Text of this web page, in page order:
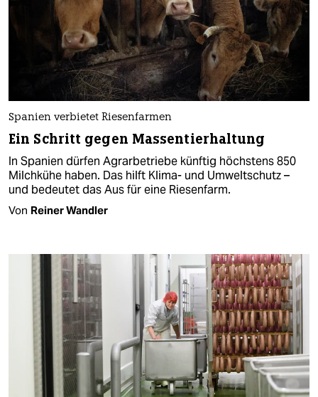
Spanien verbietet Riesenfarmen
Ein Schritt gegen Massentierhaltung
In Spanien dürfen Agrarbetriebe künftig höchstens 850
Milchkühe haben. Das hilft Klima- und Umweltschutz –
und bedeutet das Aus für eine Riesenfarm.
Von Reiner Wandler